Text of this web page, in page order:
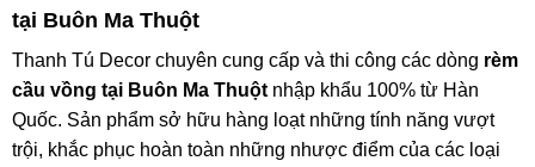
tại Buôn Ma Thuột
Thanh Tú Decor chuyên cung cấp và thi công các dòng rèm
cầu vồng tại Buôn Ma Thuột nhập khẩu 100% từ Hàn
Quốc. Sản phẩm sở hữu hàng loạt những tính năng vượt
trội, khắc phục hoàn toàn những nhược điểm của các loại